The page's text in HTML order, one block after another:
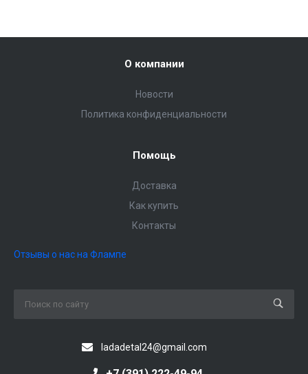
О компании
Новости
Политика конфиденциальности
Помощь
Доставка
Как купить
Контакты
Отзывы о нас на Флампе
ladadetal24@gmail.com